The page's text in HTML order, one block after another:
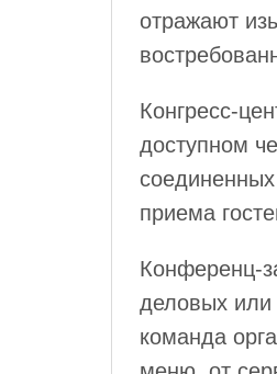
отражают
Конгресс-
доступном
приема
Конференц-
деловых или
команда